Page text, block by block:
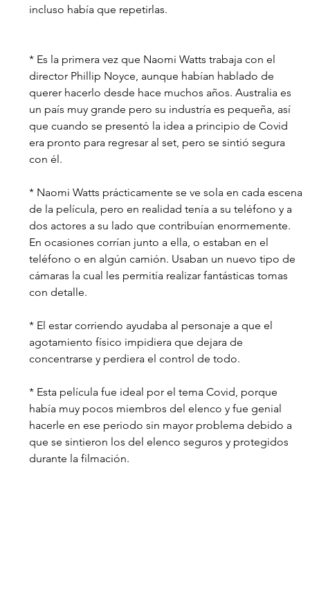
incluso había que repetirlas.
* Es la primera vez que Naomi Watts trabaja con el
director Phillip Noyce, aunque habían hablado de
querer hacerlo desde hace muchos años. Australia es
un país muy grande pero su industría es pequeña, así
que cuando se presentó la idea a principio de Covid
era pronto para regresar al set, pero se sintió segura
con él.
* Naomi Watts prácticamente se ve sola en cada escena
de la película, pero en realidad tenía a su teléfono y a
dos actores a su lado que contribuían enormemente.
En ocasiones corrían junto a ella, o estaban en el
teléfono o en algún camión. Usaban un nuevo tipo de
cámaras la cual les permitía realizar fantásticas tomas
con detalle.
* El estar corriendo ayudaba al personaje a que el
agotamiento físico impidiera que dejara de
concentrarse y perdiera el control de todo.
* Esta película fue ideal por el tema Covid, porque
había muy pocos miembros del elenco y fue genial
hacerle en ese periodo sin mayor problema debido a
que se sintieron los del elenco seguros y protegidos
durante la filmación.